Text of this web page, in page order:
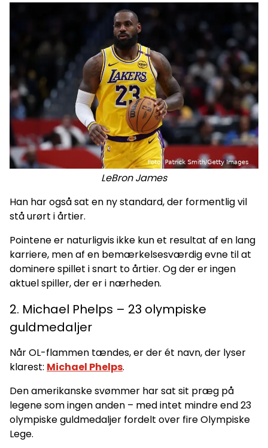
LeBron James
Han har også sat en ny standard, der formentlig vil
stå urørt i årtier.
Pointene er naturligvis ikke kun et resultat af en lang
karriere, men af en bemærkelsesværdig evne til at
dominere spillet i snart to årtier. Og der er ingen
aktuel spiller, der er i nærheden.
2. Michael Phelps – 23 olympiske
guldmedaljer
Når OL-flammen tændes, er der ét navn, der lyser
klarest: Michael Phelps.
Den amerikanske svømmer har sat sit præg på
legene som ingen anden – med intet mindre end 23
olympiske guldmedaljer fordelt over fire Olympiske
Lege.